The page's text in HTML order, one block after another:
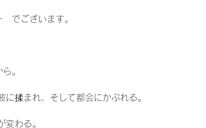
でございます。
。
に揉まれ、そして都会にかぶれる。
変わる。